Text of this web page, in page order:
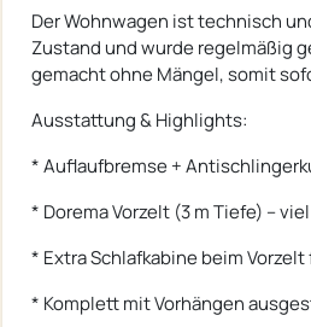
Der Wohnwagen ist technisch
Zustand und wurde regelmäßig
gemacht ohne Mängel, somit
Ausstattung & Highlights:
* Auflaufbremse +
* Dorema Vorzelt (3 m Tiefe) –
* Extra Schlafkabine beim Vorzelt
* Komplett mit Vorhängen